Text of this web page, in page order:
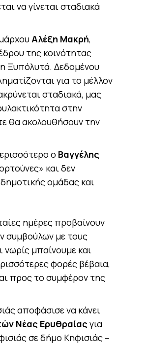
να γίνεται σταδιακά
Αλέξη Μακρή,
της κοινότητας
Ξυπόλυτά. Δεδομένου
για το μέλλον
σταδιακά, μας
στην
θα ακολουθήσουν την
ο Βαγγέλης
και δεν
ομάδας και
ημέρες προβαίνουν
συμβούλων με τους
μπαίνουμε και
φορές βέβαια,
προς το συμφέρον της
αποφάσισε να κάνει
Νέας Ερυθραίας για
σε δήμο Κηφισιάς –